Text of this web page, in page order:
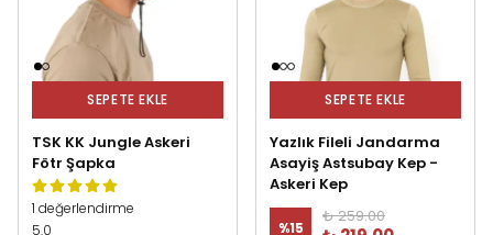
SEPETE EKLE
TSK KK Jungle Askeri
Fötr Şapka
1 değerlendirme
5.0
SEPETE EKLE
Yazlık Fileli Jandarma
Asayiş Astsubay Kep -
Askeri Kep
%15
₺ 259.00